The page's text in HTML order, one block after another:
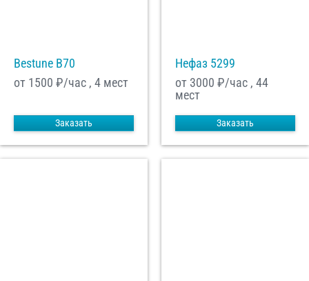
Bestune B70
от 1500 ₽/час , 4 мест
Заказать
Нефаз 5299
от 3000 ₽/час , 44
мест
Заказать